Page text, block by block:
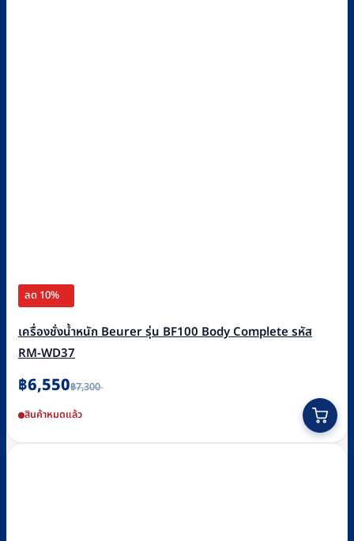
ลด 10%
เครื่องชั่งน้ำหนัก Beurer รุ่น BF100 Body Complete รหัส
RM-WD37
฿7,300
Original
price
was:
฿7,300.
฿6,550
Current
price
is:
฿6,550.
สินค้าหมดแล้ว